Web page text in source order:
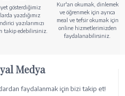
gösterdiğimiz
yazdığımız
yazılarımızı
takip edebilirsiniz.
Kur'an okumak, dinlemek
ve öğrenmek için ayrıca
meal ve tefsir okumak için
online hizmetlerimizden
faydalanabilirsiniz.
Medya
faydalanmak için bizi takip et!